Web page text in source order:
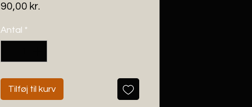
90,00 kr.
Antal *
Tilføj til kurv